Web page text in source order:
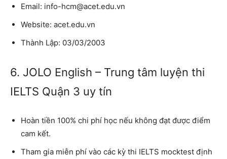
Email: info-hcm@acet.edu.vn
Website: acet.edu.vn
Thành Lập: 03/03/2003
6. JOLO English – Trung tâm luyện thi
IELTS Quận 3 uy tín
Hoàn tiền 100% chi phí học nếu không đạt được điểm
cam kết.
Tham gia miễn phí vào các kỳ thi IELTS mocktest định